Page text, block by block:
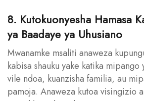
8. Kutokuonyesha Hamasa
ya Baadaye ya Uhusiano
Mwanamke msaliti anaweza
kabisa shauku yake katika mipango
vile ndoa, kuanzisha familia, au
pamoja. Anaweza kutoa visingizio